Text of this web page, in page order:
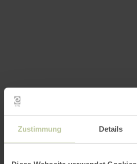
Zustimmung Details